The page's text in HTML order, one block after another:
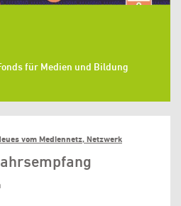
für Medien und Bildung
vom Mediennetz, Netzwerk